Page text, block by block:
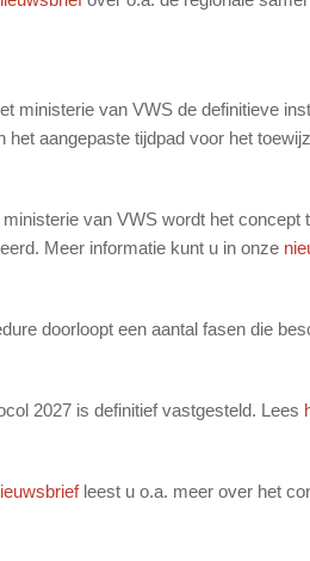
ministerie van VWS de definitieve
het aangepaste tijdpad voor het
van VWS wordt het
Meer informatie kunt u in onze
doorloopt een aantal fasen die
2027 is definitief vastgesteld. Lees
leest u o.a. meer over het